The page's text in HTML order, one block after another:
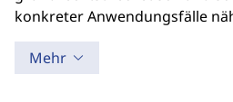
konkreter Anwendungsfälle
Mehr